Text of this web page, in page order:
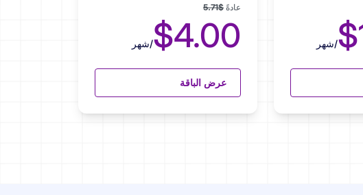
/شهر
عادةً $5.71
$4.00/شهر
عرض الباقة